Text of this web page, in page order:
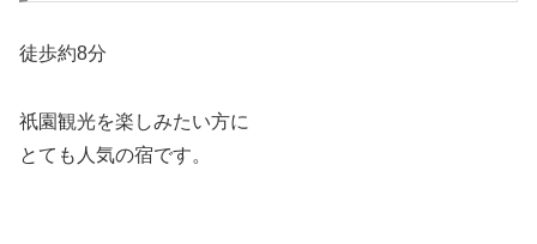
徒歩約8分
祇園観光を楽しみたい方に
とても人気の宿です。